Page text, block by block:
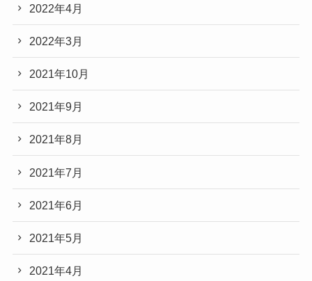
2022年4月
2022年3月
2021年10月
2021年9月
2021年8月
2021年7月
2021年6月
2021年5月
2021年4月